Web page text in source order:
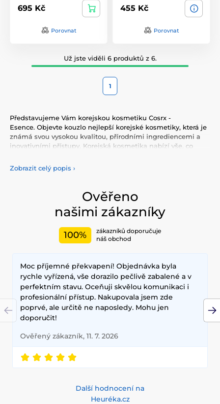
695 Kč
Porovnat
455 Kč
Porovnat
Už jste viděli 6 produktů z 6.
1
Představujeme Vám korejskou kosmetiku Cosrx -
Esence. Objevte kouzlo nejlepší korejské kosmetiky, která je
známá svou vysokou kvalitou, přírodními ingrediencemi a
inovativními přístupy. Korejská kosmetika nabízí vše, co
séra, esence, pleťové krémy, vše pro odlíčení a čištění pleti.
Korejská kosmetika se také proslavila svými pleťovými
Doporučujeme také vyzkoušet péči o vlasy, jako jsou
šampony, kondicionery, masky, oleje a další. Nesmíme
zapomenout také na dekorativní kosmetiku pro Váš
Mezi nejčastěji používané ingredience patří šnečí extrakt,
elasticitu. Hlavními benefity korejské kosmetiky jsou
dlouhodobé výsledky, přírodní složení a inovativní
technologie, které zajišťují zdravou a zářivou pleť.
Zobrazit celý popis ›
Ověřeno
našimi zákazníky
100%
zákazníků doporučuje
náš obchod
Moc příjemné překvapení! Objednávka byla
rychle vyřízená, vše dorazilo pečlivě zabalené a v
perfektním stavu. Oceňuji skvělou komunikaci i
profesionální přístup. Nakupovala jsem zde
poprvé, ale určitě ne naposledy. Mohu jen
doporučit!
Ověřený zákazník, 11. 7. 2026
Další hodnocení na
Heuréka.cz